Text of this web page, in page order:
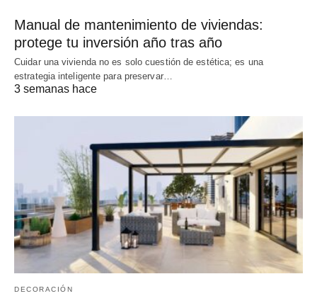
Manual de mantenimiento de viviendas:
protege tu inversión año tras año
Cuidar una vivienda no es solo cuestión de estética; es una
estrategia inteligente para preservar…
3 semanas hace
DECORACIÓN